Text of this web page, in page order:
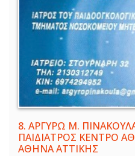
8. ΑΡΓΥΡΩ Μ.
ΠΑΙΔΙΑΤΡΟΣ ΚΕΝΤΡΟ
ΑΘΗΝΑ ΑΤΤΙΚΗΣ